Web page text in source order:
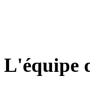
L'équipe